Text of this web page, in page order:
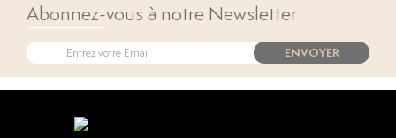
Abonnez-vous à notre Newsletter
ENVOYER